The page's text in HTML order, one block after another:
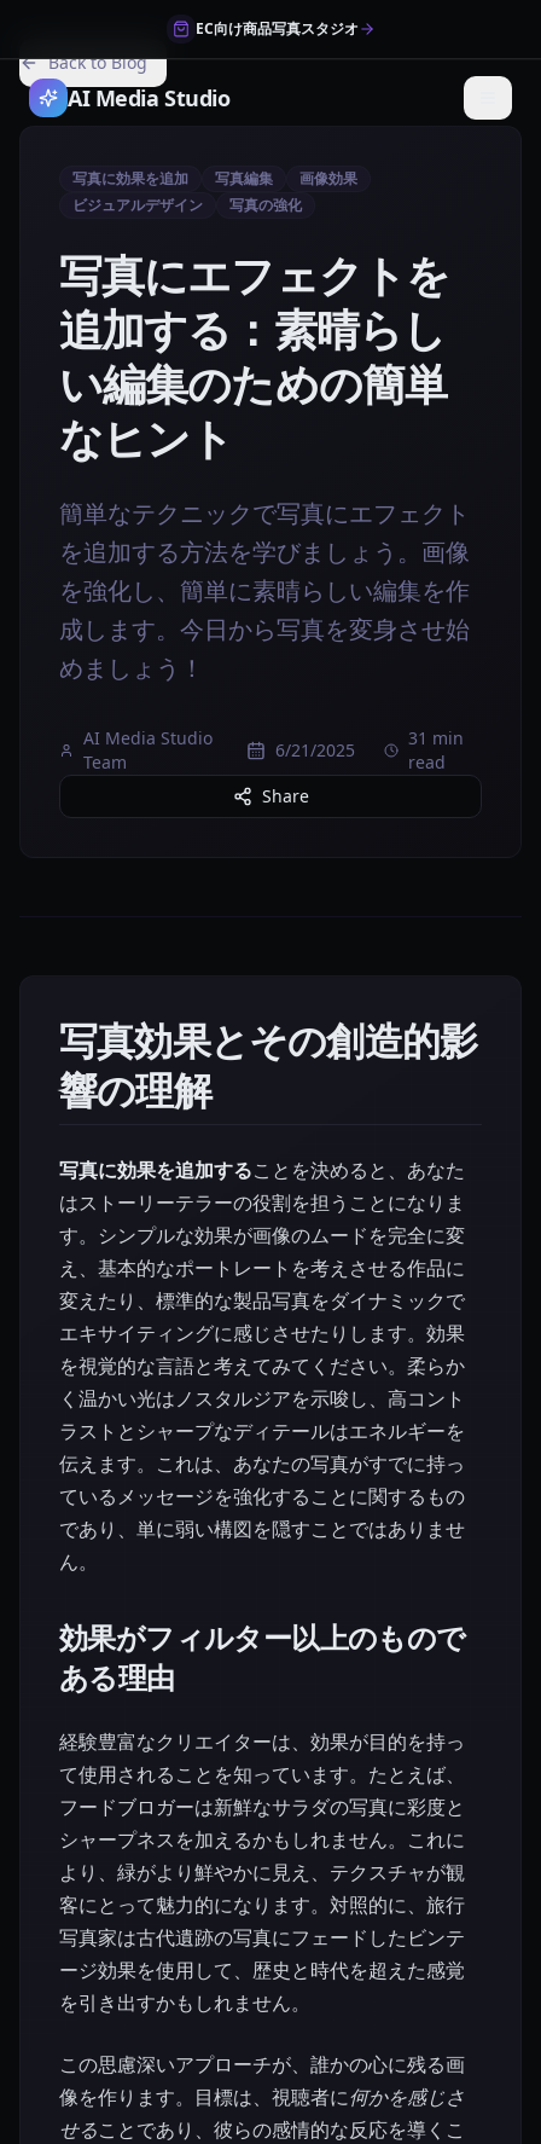
EC向け商品写真スタジオ
AI Media Studio
Back to Blog
写真に効果を追加 写真編集
画像効果
ビジュアルデザイン
写真の強化
写真にエフェクトを
追加する：素晴らし
い編集のための簡単
なヒント
簡単なテクニックで写真にエフェクト
を追加する方法を学びましょう。画像
を強化し、簡単に素晴らしい編集を作
成します。今日から写真を変身させ始
めましょう！
AI Media Studio
Team
6/21/2025
31 min
read
Share
写真効果とその創造的影
響の理解
写真に効果を追加することを決めると、あなた
はストーリーテラーの役割を担うことになりま
す。シンプルな効果が画像のムードを完全に変
え、基本的なポートレートを考えさせる作品に
変えたり、標準的な製品写真をダイナミックで
エキサイティングに感じさせたりします。効果
を視覚的な言語と考えてみてください。柔らか
く温かい光はノスタルジアを示唆し、高コント
ラストとシャープなディテールはエネルギーを
伝えます。これは、あなたの写真がすでに持っ
ているメッセージを強化することに関するもの
であり、単に弱い構図を隠すことではありませ
ん。
効果がフィルター以上のもので
ある理由
経験豊富なクリエイターは、効果が目的を持っ
て使用されることを知っています。たとえば、
フードブロガーは新鮮なサラダの写真に彩度と
シャープネスを加えるかもしれません。これに
より、緑がより鮮やかに見え、テクスチャが観
客にとって魅力的になります。対照的に、旅行
写真家は古代遺跡の写真にフェードしたビンテ
ージ効果を使用して、歴史と時代を超えた感覚
を引き出すかもしれません。
この思慮深いアプローチが、誰かの心に残る画
像を作ります。目標は、視聴者に何かを感じさ
せることであり、彼らの感情的な反応を導くこ